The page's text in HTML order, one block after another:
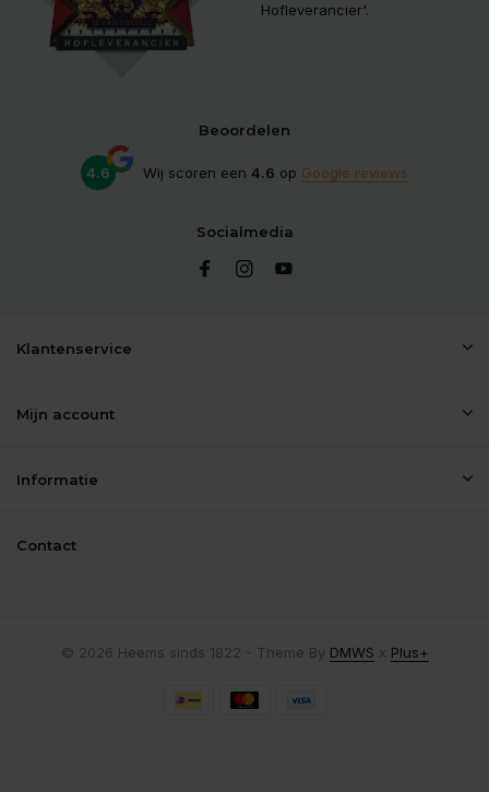
Hofleverancier'.
Beoordelen
4.6 Wij scoren een 4.6 op Google reviews
Socialmedia
Klantenservice
Mijn account
Informatie
Contact
© 2026 Heems sinds 1822 - Theme By DMWS x Plus+